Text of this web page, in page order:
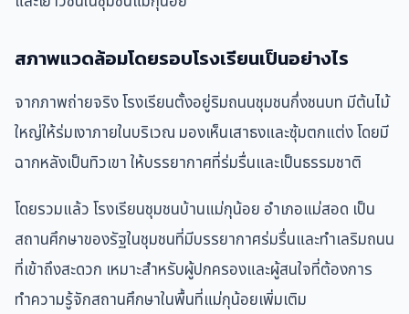
สภาพแวดล้อมโดยรอบโรงเรียนเป็นอย่างไร
จากภาพถ่ายจริง โรงเรียนตั้งอยู่ริมถนนชุมชนกึ่งชนบท มีต้นไม้
ใหญ่ให้ร่มเงาภายในบริเวณ มองเห็นเสาธงและซุ้มตกแต่ง โดยมี
ฉากหลังเป็นทิวเขา ให้บรรยากาศที่ร่มรื่นและเป็นธรรมชาติ
โดยรวมแล้ว โรงเรียนชุมชนบ้านแม่กุน้อย อำเภอแม่สอด เป็น
สถานศึกษาของรัฐในชุมชนที่มีบรรยากาศร่มรื่นและทำเลริมถนน
ที่เข้าถึงสะดวก เหมาะสำหรับผู้ปกครองและผู้สนใจที่ต้องการ
ทำความรู้จักสถานศึกษาในพื้นที่แม่กุน้อยเพิ่มเติม